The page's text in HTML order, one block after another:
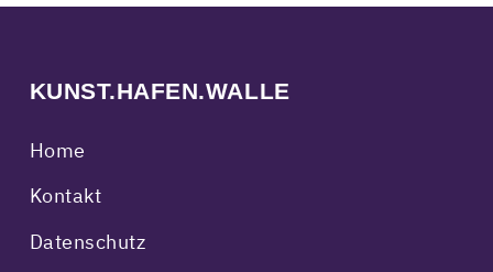
KUNST.HAFEN.WALLE
Home
Kontakt
Datenschutz